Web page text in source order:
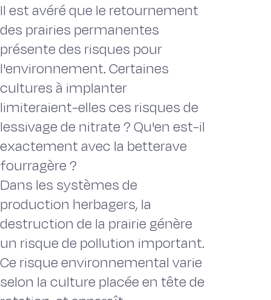
Il est avéré que le retournement
des prairies permanentes
présente des risques pour
l'environnement. Certaines
cultures à implanter
limiteraient-elles ces risques de
lessivage de nitrate ? Qu'en est-il
exactement avec la betterave
fourragère ?
Dans les systèmes de
production herbagers, la
destruction de la prairie génère
un risque de pollution important.
Ce risque environnemental varie
selon la culture placée en tête de